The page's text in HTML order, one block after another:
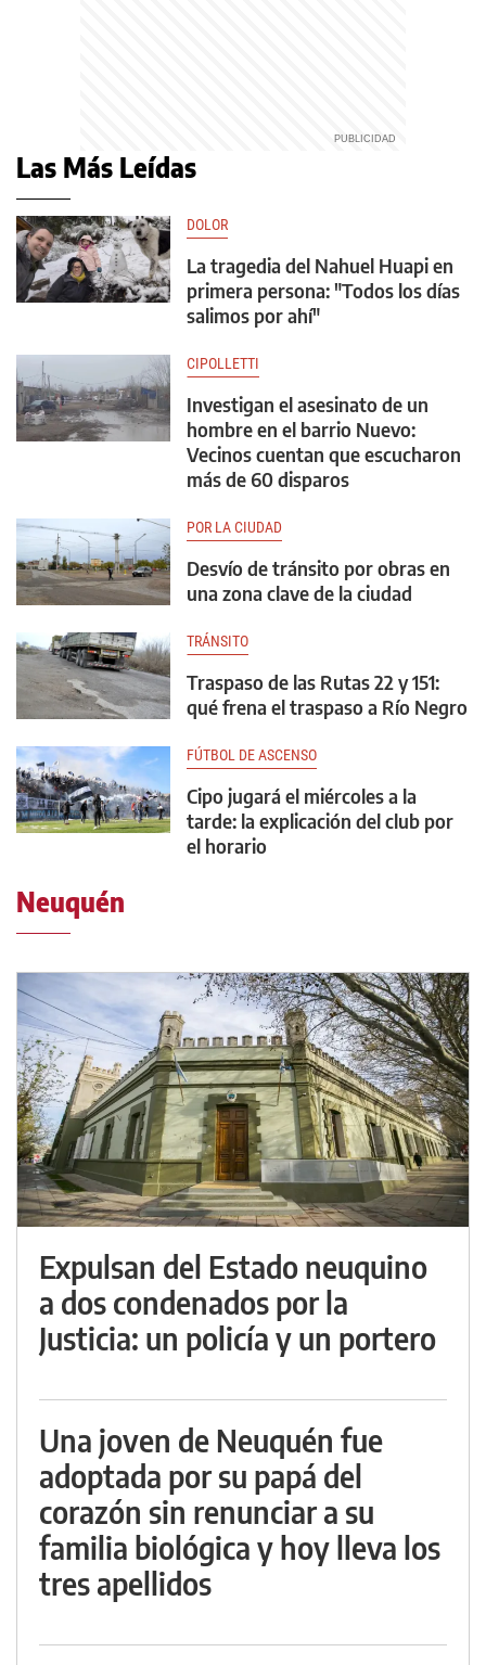
Las Más Leídas
DOLOR
La tragedia del Nahuel Huapi en
primera persona: "Todos los días
salimos por ahí"
CIPOLLETTI
Investigan el asesinato de un
hombre en el barrio Nuevo:
Vecinos cuentan que escucharon
más de 60 disparos
POR LA CIUDAD
Desvío de tránsito por obras en
una zona clave de la ciudad
TRÁNSITO
Traspaso de las Rutas 22 y 151:
qué frena el traspaso a Río Negro
FÚTBOL DE ASCENSO
Cipo jugará el miércoles a la
tarde: la explicación del club por
el horario
Neuquén
Expulsan del Estado neuquino
a dos condenados por la
Justicia: un policía y un portero
Una joven de Neuquén fue
adoptada por su papá del
corazón sin renunciar a su
familia biológica y hoy lleva los
tres apellidos